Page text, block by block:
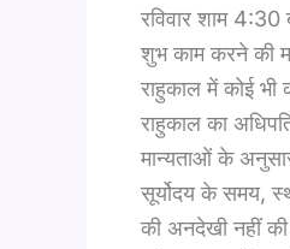
रविवार शाम
शुभ काम करने की
राहुकाल में कोई
राहुकाल का
मान्यताओं के
सूर्योदय के समय,
की अनदेखी नहीं की